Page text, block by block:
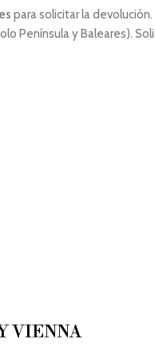
para solicitar la
Península y Baleares).
VIENNA